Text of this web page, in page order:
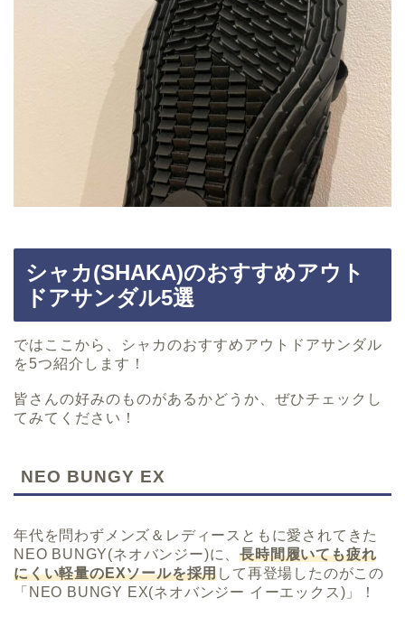
シャカ(SHAKA)のおすすめアウト
ドアサンダル5選
ではここから、シャカのおすすめアウトドアサンダル
を5つ紹介します！
皆さんの好みのものがあるかどうか、ぜひチェックし
てみてください！
NEO BUNGY EX
年代を問わずメンズ＆レディースともに愛されてきた
NEO BUNGY(ネオバンジー)に、長時間履いても疲れ
にくい軽量のEXソールを採用して再登場したのがこの
「NEO BUNGY EX(ネオバンジー イーエックス)」！